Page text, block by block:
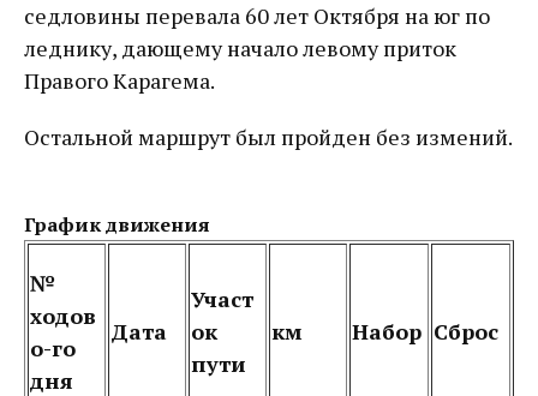
седловины перевала 60 лет Октября на юг по
леднику, дающему начало левому приток
Правого Карагема.
Остальной маршрут был пройден без измений.
График движения
№
ходов
о-го
дня
Дата
Участ
ок
пути
км Набор Сброс